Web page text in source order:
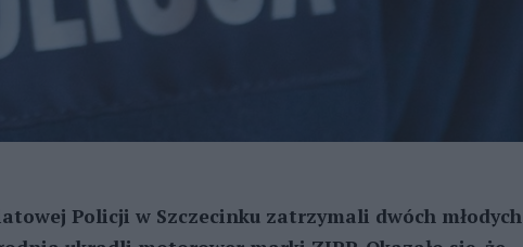
Policji w Szczecinku zatrzymali dwóch młodych